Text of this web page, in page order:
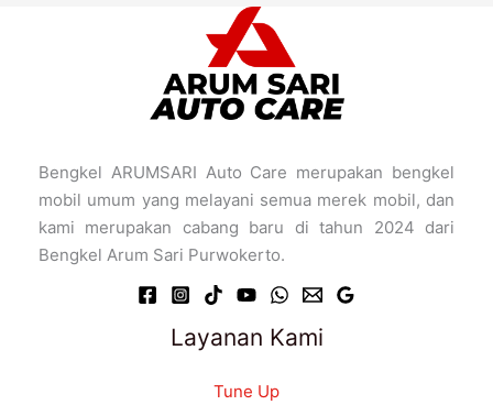
Bengkel ARUMSARI Auto Care merupakan bengkel
mobil umum yang melayani semua merek mobil, dan
kami merupakan cabang baru di tahun 2024 dari
Bengkel Arum Sari Purwokerto.
Layanan Kami
Tune Up